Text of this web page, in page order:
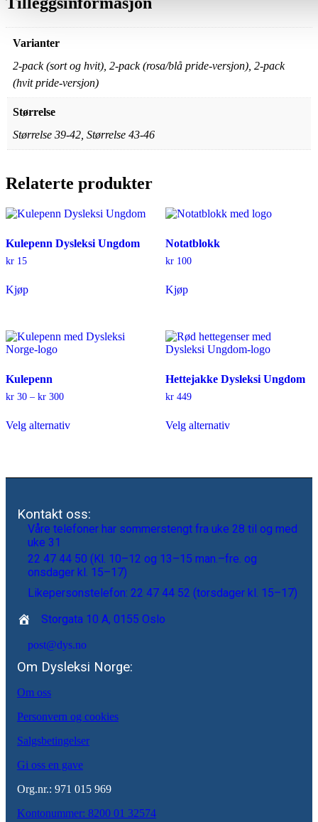
Varianter
2-pack (sort og hvit), 2-pack (rosa/blå pride-versjon), 2-pack
(hvit pride-versjon)
Størrelse
Størrelse 39-42, Størrelse 43-46
Relaterte produkter
Kulepenn Dysleksi Ungdom
kr 15
Kjøp
Notatblokk
kr100
Kjøp
Kulepenn
kr 30 – kr 300Prisområde:
kr 300
Velg alternativproduktet
Alternativene
på
produktsiden
Hettejakke Dysleksi Ungdom
kr449
Velg alternativproduktet
Alternativene
produktsiden
Kontakt oss:
Våre telefoner har sommerstengt fra uke 28 til og med
uke 31
22 47 44 50 (Kl. 10–12 og 13–15 man.–fre. og
onsdager kl. 15–17)
Likepersonstelefon: 22 47 44 52 (torsdager kl. 15–17)
Storgata 10 A, 0155 Oslo
post@dys.no
Om Dysleksi Norge:
Om oss
Personvern og cookies
Salgsbetingelser
Gi oss en gave
Org.nr.: 971 015 969
Kontonummer: 8200 ​​01 32574